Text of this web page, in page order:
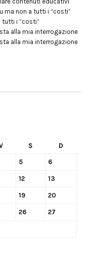
ma non a tutti i “costi”
tutti i “costi”
alla mia interrogazione
alla mia interrogazione
S D
5 6
12 13
19 20
26 27